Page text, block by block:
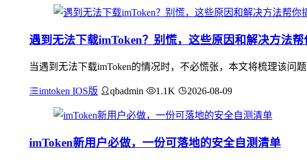
遇到无法下载imToken？别慌，这些原因和解决方法帮
当遇到无法下载imToken的情况时，不必慌张，本文将梳理该问
imtoken IOS版 qbadmin 1.1K 2026-08-09
imToken新用户必做，一份可落地的安全自测清单